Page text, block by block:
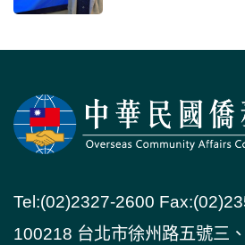
Tel:(02)2327-2600
100218 台北市徐州路五號三